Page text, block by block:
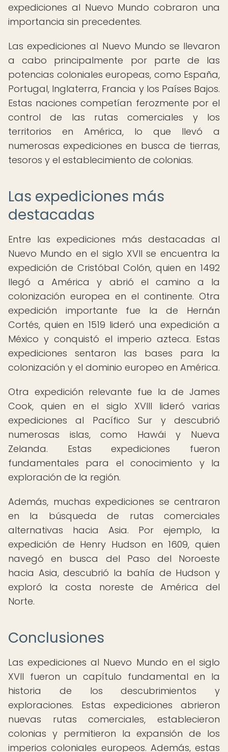
expediciones al Nuevo Mundo cobraron una
importancia sin precedentes.
Las expediciones al Nuevo Mundo se llevaron
a cabo principalmente por parte de las
potencias coloniales europeas, como España,
Portugal, Inglaterra, Francia y los Países Bajos.
Estas naciones competían ferozmente por el
control de las rutas comerciales y los
territorios en América, lo que llevó a
numerosas expediciones en busca de tierras,
tesoros y el establecimiento de colonias.
Las expediciones más
destacadas
Entre las expediciones más destacadas al
Nuevo Mundo en el siglo XVII se encuentra la
expedición de Cristóbal Colón, quien en 1492
llegó a América y abrió el camino a la
colonización europea en el continente. Otra
expedición importante fue la de Hernán
Cortés, quien en 1519 lideró una expedición a
México y conquistó el imperio azteca. Estas
expediciones sentaron las bases para la
colonización y el dominio europeo en América.
Otra expedición relevante fue la de James
Cook, quien en el siglo XVIII lideró varias
expediciones al Pacífico Sur y descubrió
numerosas islas, como Hawái y Nueva
Zelanda. Estas expediciones fueron
fundamentales para el conocimiento y la
exploración de la región.
Además, muchas expediciones se centraron
en la búsqueda de rutas comerciales
alternativas hacia Asia. Por ejemplo, la
expedición de Henry Hudson en 1609, quien
navegó en busca del Paso del Noroeste
hacia Asia, descubrió la bahía de Hudson y
exploró la costa noreste de América del
Norte.
Conclusiones
Las expediciones al Nuevo Mundo en el siglo
XVII fueron un capítulo fundamental en la
historia de los descubrimientos y
exploraciones. Estas expediciones abrieron
nuevas rutas comerciales, establecieron
colonias y permitieron la expansión de los
imperios coloniales europeos. Además, estas